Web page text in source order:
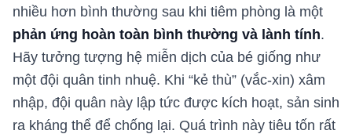
nhiều hơn bình thường sau khi tiêm phòng là một
phản ứng hoàn toàn bình thường và lành tính.
Hãy tưởng tượng hệ miễn dịch của bé giống như
một đội quân tinh nhuệ. Khi “kẻ thù” (vắc-xin) xâm
nhập, đội quân này lập tức được kích hoạt, sản sinh
ra kháng thể để chống lại. Quá trình này tiêu tốn rất